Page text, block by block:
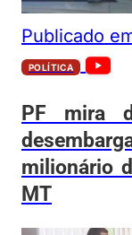
Publicado
POLÍTICA
PF mira
milionário
MT